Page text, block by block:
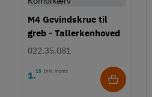
M4 Gevindskrue til
greb - Tallerkenhoved
- Krydskærv
022.35.081
1,15 Inkl. moms